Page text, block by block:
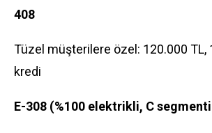
408
Tüzel müşterilere özel: 120.000 TL,
kredi
E-308 (%100 elektrikli, C